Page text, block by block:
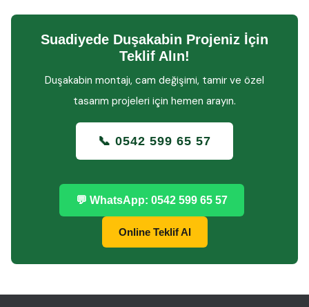
Suadiyede Duşakabin Projeniz İçin
Teklif Alın!
Duşakabin montajı, cam değişimi, tamir ve özel
tasarım projeleri için hemen arayın.
📞 0542 599 65 57
💬 WhatsApp: 0542 599 65 57
Online Teklif Al